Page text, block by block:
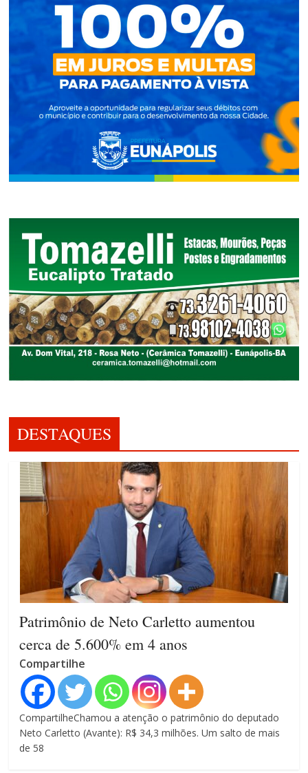
DESTAQUES
Patrimônio de Neto Carletto aumentou
cerca de 5.600% em 4 anos
Compartilhe
CompartilheChamou a atenção o patrimônio do deputado
Neto Carletto (Avante): R$ 34,3 milhões. Um salto de mais
de 58